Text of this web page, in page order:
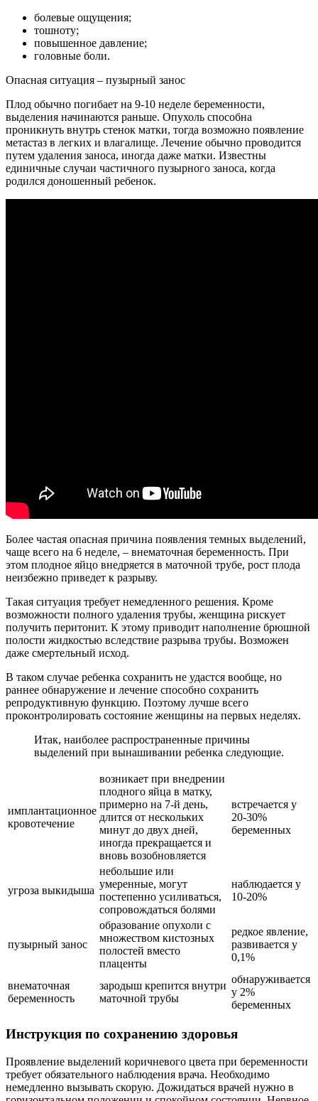
болевые ощущения;
тошноту;
повышенное давление;
головные боли.
Опасная ситуация – пузырный занос
Плод обычно погибает на 9-10 неделе беременности,
выделения начинаются раньше. Опухоль способна
проникнуть внутрь стенок матки, тогда возможно появление
метастаз в легких и влагалище. Лечение обычно проводится
путем удаления заноса, иногда даже матки. Известны
единичные случаи частичного пузырного заноса, когда
родился доношенный ребенок.
Более частая опасная причина появления темных выделений,
чаще всего на 6 неделе, – внематочная беременность. При
этом плодное яйцо внедряется в маточной трубе, рост плода
неизбежно приведет к разрыву.
Такая ситуация требует немедленного решения. Кроме
возможности полного удаления трубы, женщина рискует
получить перитонит. К этому приводит наполнение брюшной
полости жидкостью вследствие разрыва трубы. Возможен
даже смертельный исход.
В таком случае ребенка сохранить не удастся вообще, но
раннее обнаружение и лечение способно сохранить
репродуктивную функцию. Поэтому лучше всего
проконтролировать состояние женщины на первых неделях.
Итак, наиболее распространенные причины
выделений при вынашивании ребенка следующие.
имплантационное
кровотечение
возникает при внедрении
плодного яйца в матку,
примерно на 7-й день,
длится от нескольких
минут до двух дней,
иногда прекращается и
вновь возобновляется
встречается у
20-30%
беременных
угроза выкидыша
небольшие или
умеренные, могут
постепенно усиливаться,
сопровождаться болями
наблюдается у
10-20%
пузырный занос
образование опухоли с
множеством кистозных
полостей вместо
плаценты
редкое явление,
развивается у
0,1%
внематочная
беременность
зародыш крепится внутри
маточной трубы
обнаруживается
у 2%
беременных
Инструкция по сохранению здоровья
Проявление выделений коричневого цвета при беременности
требует обязательного наблюдения врача. Необходимо
немедленно вызывать скорую. Дожидаться врачей нужно в